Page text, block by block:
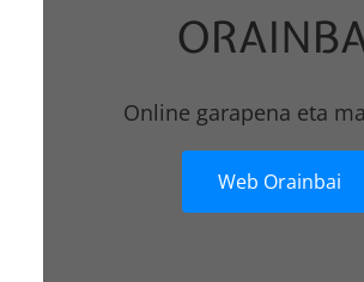
Online garapena eta
Web Orainbai